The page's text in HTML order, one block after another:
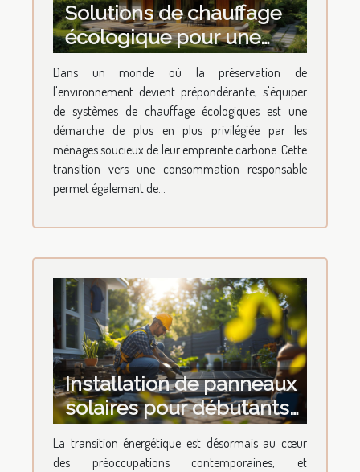
Solutions de chauffage
écologique pour une
maison durable
Transition et économies
Dans un monde où la préservation de
l'environnement devient prépondérante, s'équiper
de systèmes de chauffage écologiques est une
démarche de plus en plus privilégiée par les
ménages soucieux de leur empreinte carbone. Cette
transition vers une consommation responsable
permet également de...
Installation de panneaux
solaires pour débutants
erreurs à éviter et
conseils d'experts
La transition énergétique est désormais au cœur
des préoccupations contemporaines, et